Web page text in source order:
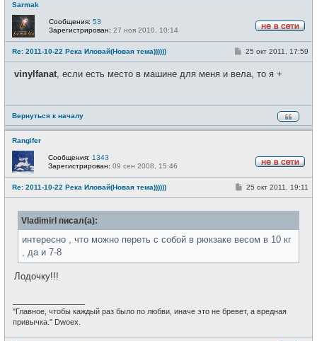
Sarmak
в
с
Сообщения: 53
Зарегистрирован: 27 ноя 2010, 10:14
Re: 2011-10-22 Река Иловай(Новая тема))))))
С
б
25 окт 2011, 17:59
vinylfanat, если есть место в машине для меня и вела, то я +
Вернуться к началу
Rangifer
е
в
с
Сообщения: 1343
Зарегистрирован: 09 сен 2008, 15:46
Re: 2011-10-22 Река Иловай(Новая тема))))))
С
б
е
н
25 окт 2011, 19:11
VladimirI писал(а):
интересно , что можно переть с собой в рюкзаке весом в 10 кг
, да и 7-8
Лодочку!!!
"Главное, чтобы каждый раз было по любви, иначе это не бревет, а вредная
привычка." Dwoex.